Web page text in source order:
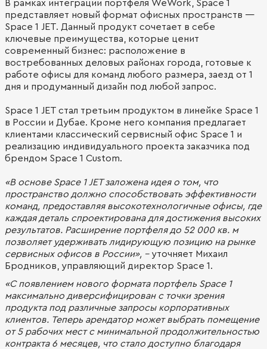
В рамках интеграции портфеля WeWork, Space 1
представляет новый формат офисных пространств —
Space 1 JET. Данный продукт сочетает в себе
ключевые преимущества, которые ценит
современный бизнес: расположение в
востребованных деловых районах города, готовые к
работе офисы для команд любого размера, заезд от 1
дня и продуманный дизайн под любой запрос.
Space 1 JET стал третьим продуктом в линейке Space 1
в России и Дубае. Кроме него компания предлагает
клиентами классический сервисный офис Space 1 и
реализацию индивидуального проекта заказчика под
брендом Space 1 Custom.
«В основе Space 1 JET заложена идея о том, что
пространство должно способствовать эффективности
команд, предоставляя высокотехнологичные офисы, где
каждая деталь спроектирована для достижения высоких
результатов. Расширение портфеля до 52 000 кв. м
позволяет удерживать лидирующую позицию на рынке
сервисных офисов в России», – уточняет Михаил
Бродников, управляющий директор Space 1.
«С появлением нового формата портфель Space 1
максимально диверсифицирован с точки зрения
продукта под различные запросы корпоративных
клиентов. Теперь арендатор может выбрать помещение
от 5 рабочих мест с минимальной продолжительностью
контракта 6 месяцев, что стало доступно благодаря